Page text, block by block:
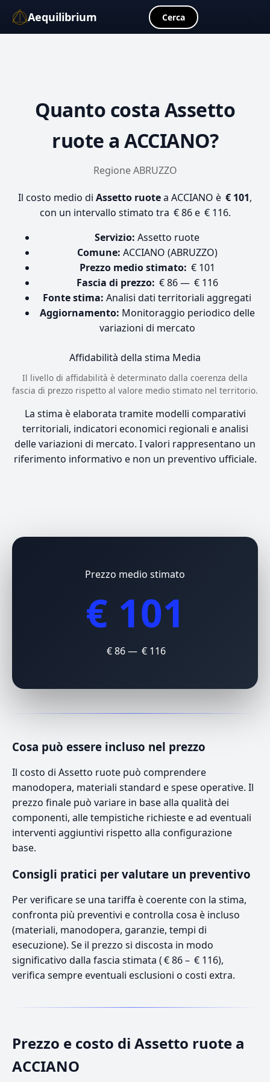
Aequilibrium Cerca
Quanto costa Assetto
ruote a ACCIANO?
Regione ABRUZZO
Il costo medio di Assetto ruotea ACCIANO è € 101,
con un intervallo stimato tra € 86 e € 116.
Servizio: Assetto ruote
Comune: ACCIANO (ABRUZZO)
Prezzo medio stimato: € 101
Fascia di prezzo: € 86 — € 116
Fonte stima: Analisi dati territoriali aggregati
Aggiornamento: Monitoraggio periodico delle
variazioni di mercato
Affidabilità della stima Media
Il livello di affidabilità è determinato dalla coerenza della
fascia di prezzo rispetto al valore medio stimato nel territorio.
La stima è elaborata tramite modelli comparativi
territoriali, indicatori economici regionali e analisi
delle variazioni di mercato. I valori rappresentano un
riferimento informativo e non un preventivo ufficiale.
Prezzo medio stimato
€ 101
€ 86 — € 116
Cosa può essere incluso nel prezzo
Il costo di Assetto ruote può comprendere
manodopera, materiali standard e spese operative. Il
prezzo finale può variare in base alla qualità dei
componenti, alle tempistiche richieste e ad eventuali
interventi aggiuntivi rispetto alla configurazione
base.
Consigli pratici per valutare un preventivo
Per verificare se una tariffa è coerente con la stima,
confronta più preventivi e controlla cosa è incluso
(materiali, manodopera, garanzie, tempi di
esecuzione). Se il prezzo si discosta in modo
significativo dalla fascia stimata ( € 86 – € 116),
verifica sempre eventuali esclusioni o costi extra.
Prezzo e costo di Assetto ruote a
ACCIANO